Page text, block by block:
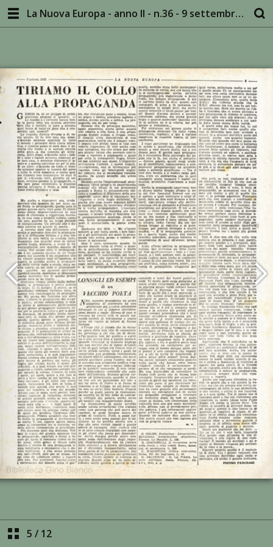
La Nuova Europa - anno II - n.36 - 9 settembre 1945
5 / 12